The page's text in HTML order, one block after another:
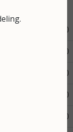
22:00
22:00
17:30
18:00
16:00